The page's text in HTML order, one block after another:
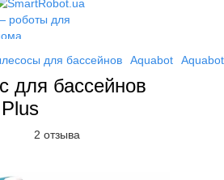
для бассейнов Aquabot
для бассейнов
2 отзыва